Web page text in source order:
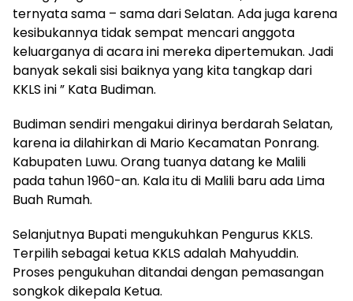
ternyata sama – sama dari Selatan. Ada juga karena
kesibukannya tidak sempat mencari anggota
keluarganya di acara ini mereka dipertemukan. Jadi
banyak sekali sisi baiknya yang kita tangkap dari
KKLS ini ” Kata Budiman.
Budiman sendiri mengakui dirinya berdarah Selatan,
karena ia dilahirkan di Mario Kecamatan Ponrang.
Kabupaten Luwu. Orang tuanya datang ke Malili
pada tahun 1960-an. Kala itu di Malili baru ada Lima
Buah Rumah.
Selanjutnya Bupati mengukuhkan Pengurus KKLS.
Terpilih sebagai ketua KKLS adalah Mahyuddin.
Proses pengukuhan ditandai dengan pemasangan
songkok dikepala Ketua.